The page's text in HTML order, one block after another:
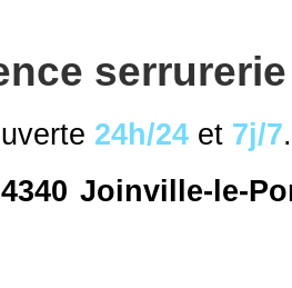
24h/24et 7j/7
Joinville-le-